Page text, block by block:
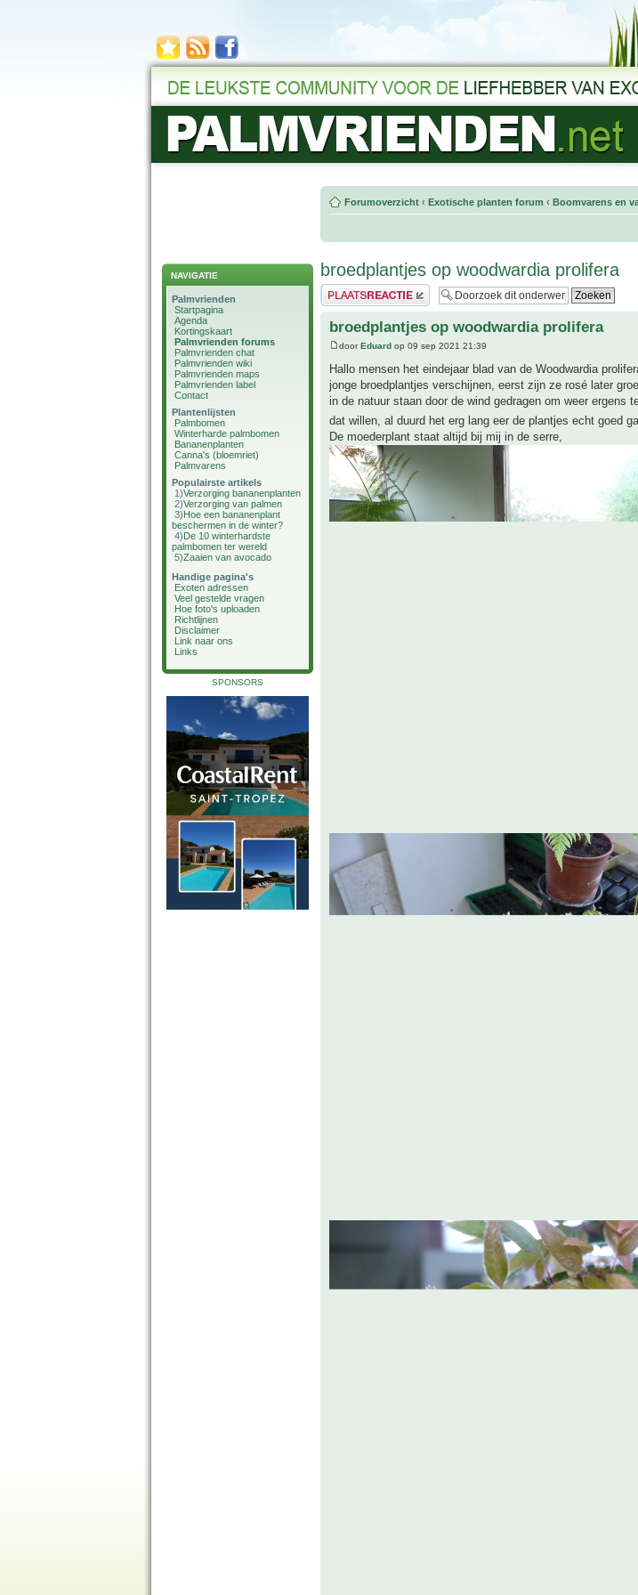
NAVIGATIE
Palmvrienden
Startpagina
Agenda
Kortingskaart
Palmvrienden forums
Palmvrienden chat
Palmvrienden wiki
Palmvrienden maps
Palmvrienden label
Contact
Plantenlijsten
Palmbomen
Winterharde palmbomen
Bananenplanten
Canna's (bloemriet)
Palmvarens
Populairste artikels
1)Verzorging bananenplanten
2)Verzorging van palmen
3)Hoe een bananenplant
beschermen in de winter?
4)De 10 winterhardste
palmbomen ter wereld
5)Zaaien van avocado
Handige pagina's
Exoten adressen
Veel gestelde vragen
Hoe foto's uploaden
Richtlijnen
Disclaimer
Link naar ons
Links
SPONSORS
Forumoverzicht ‹ Exotische planten forum ‹ Boomvarens en
broedplantjes op woodwardia prolifera
Plaats een reactie
broedplantjes op woodwardia prolifera
doorEduard op 09 sep 2021 21:39
Hallo mensen het eindejaar blad van de Woodwardia
jonge broedplantjes verschijnen, eerst zijn ze rosé later
in de natuur staan door de wind gedragen om weer ergens
dat willen, al duurd het erg lang eer de plantjes echt goed
De moederplant staat altijd bij mij in de serre,